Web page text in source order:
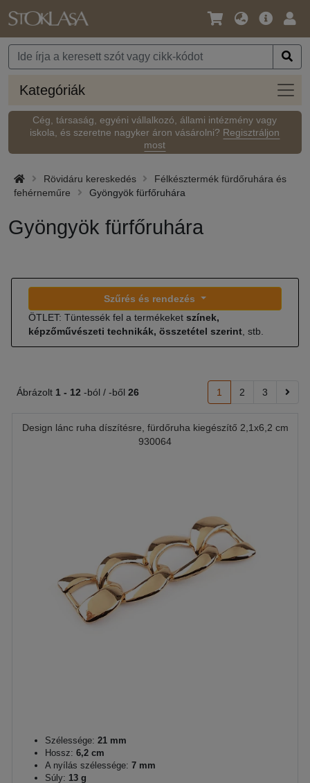
Nyelv
Pénznem
Fő
Kategóriák
Cég, társaság, egyéni vállalkozó, állami intézmény vagy
iskola, és szeretne nagyker áron vásárolni? Regisztráljon
most
Rövidáru kereskedés
Félkésztermék fürdőruhára és
fehérneműre
Gyöngyök fürfőruhára
Gyöngyök fürfőruhára
Szűrés és rendezés
ÖTLET: Tüntessék fel a termékeket színek,
képzőművészeti technikák, összetétel szerint , stb.
Ábrázolt 1 - 12 -ból / -ből 26 1 2 3
Design lánc ruha díszítésre, fürdőruha kiegészítő 2,1x6,2 cm
930064
Szélessége: 21 mm
Hossz: 6,2 cm
A nyílás szélessége: 7 mm
Súly: 13 g